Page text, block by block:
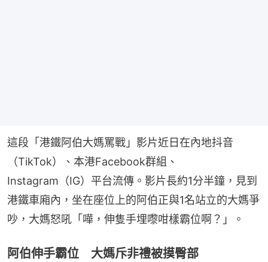
這段「港鐵阿伯大媽罵戰」影片近日在內地抖音
（TikTok）、本港Facebook群組、
Instagram（IG）平台流傳。影片長約1分半鐘，見到
港鐵車廂內，坐在座位上的阿伯正與1名站立的大媽爭
吵，大媽怒吼「嘩，伸隻手埋嚟咁樣霸位啊？」。
阿伯伸手霸位 大媽斥非禮被摸臀部